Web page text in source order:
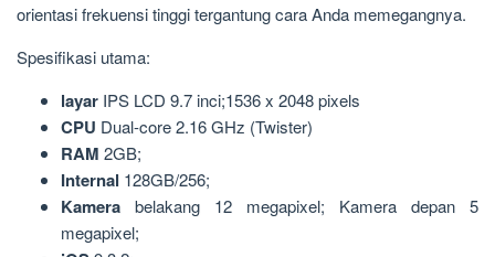
orientasi frekuensi tinggi tergantung cara Anda memegangnya.
Spesifikasi utama:
layar IPS LCD 9.7 inci;1536 x 2048 pixels
CPU Dual-core 2.16 GHz (Twister)
RAM 2GB;
Internal 128GB/256;
Kamera belakang 12 megapixel; Kamera depan 5
megapixel;